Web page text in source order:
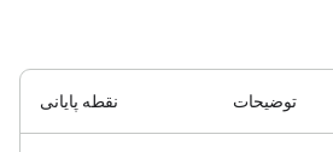
توضیحات نقطه پایانی